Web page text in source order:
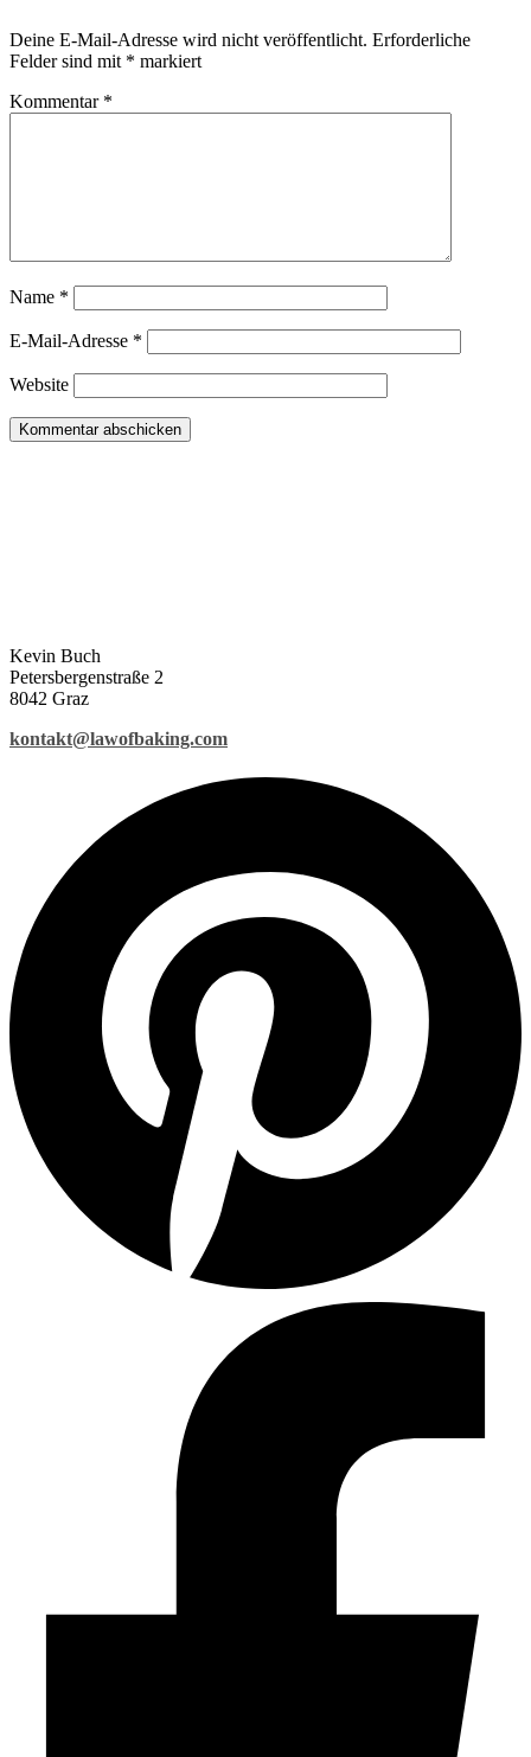
Deine E-Mail-Adresse wird nicht veröffentlicht. Erforderliche
Felder sind mit * markiert
Kommentar *
Name *
E-Mail-Adresse *
Website
Kevin Buch
Petersbergenstraße 2
8042 Graz
kontakt@lawofbaking.com